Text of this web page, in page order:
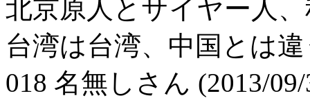
北京原人とサイヤー人
台湾は台湾、中国とは
018 名無しさん (2013/